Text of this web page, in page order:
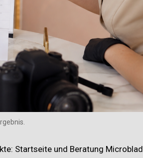
Startseite und Beratung